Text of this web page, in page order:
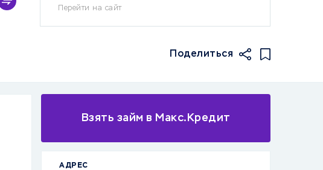
Перейти на сайт
Поделиться
Взять займ в Макс.Кредит
АДРЕС